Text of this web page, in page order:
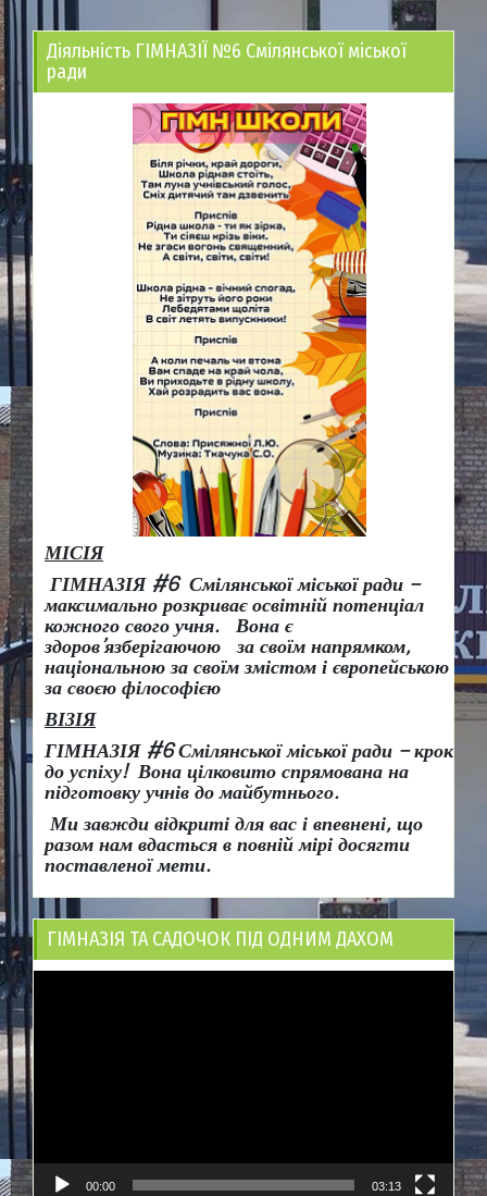
Діяльність ГІМНАЗІЇ №6 Смілянської міської
ради
МІСІЯ
ГІМНАЗІЯ #6 Смілянської міської ради –
максимально розкриває освітній потенціал
кожного свого учня.
Вона є
здоров’язберігаючою за своїм напрямком,
національною за своїм змістом і європейською
за своєю філософією
ВІЗІЯ
ГІМНАЗІЯ #6 Смілянської міської ради – крок
до успіху! Вона цілковито спрямована на
підготовку учнів до майбутнього.
Ми завжди відкриті для вас і впевнені, що
разом нам вдасться в повній мірі досягти
поставленої мети.
ГІМНАЗІЯ ТА САДОЧОК ПІД ОДНИМ ДАХОМ
00:00 03:13